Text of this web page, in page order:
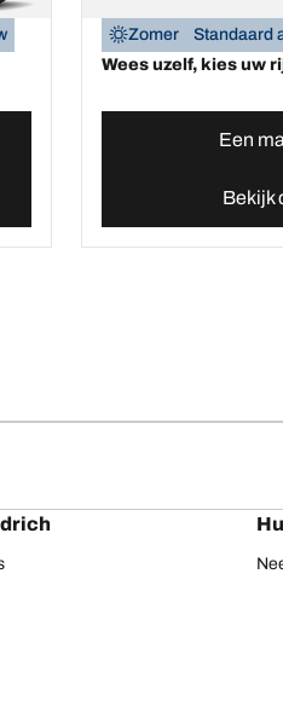
Zomer
Standaard
Wees uzelf, kies uw
Een
Bekijk